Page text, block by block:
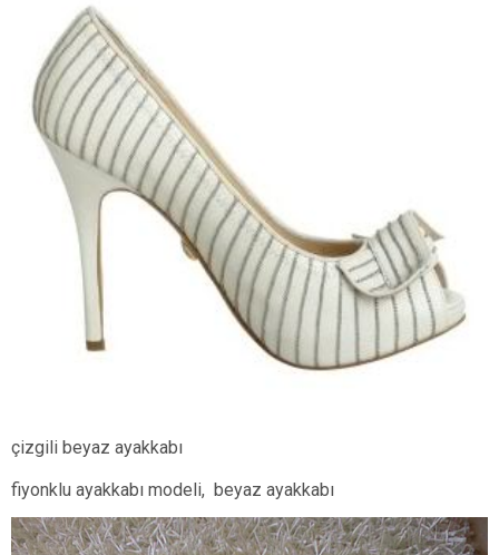
çizgili beyaz ayakkabı
fiyonklu ayakkabı modeli, beyaz ayakkabı